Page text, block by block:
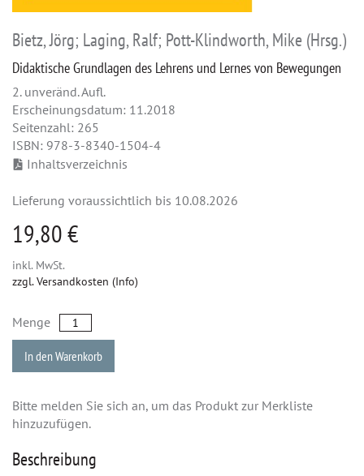
Bietz, Jörg; Laging, Ralf; Pott-Klindworth, Mike (Hrsg.)
Didaktische Grundlagen des Lehrens und Lernes von Bewegungen
2. unveränd. Aufl.
Erscheinungsdatum: 11.2018
Seitenzahl: 265
ISBN: 978-3-8340-1504-4
Inhaltsverzeichnis
Lieferung voraussichtlich bis 10.08.2026
19,80 €
inkl. MwSt.
zzgl. Versandkosten (Info)
Menge
In den Warenkorb
Bitte melden Sie sich an, um das Produkt zur Merkliste
hinzuzufügen.
Beschreibung